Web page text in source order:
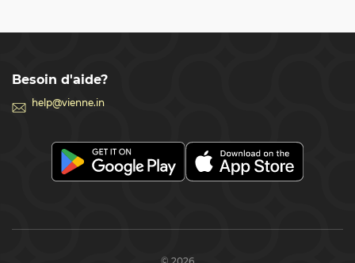
Besoin d'aide?
help@vienne.in